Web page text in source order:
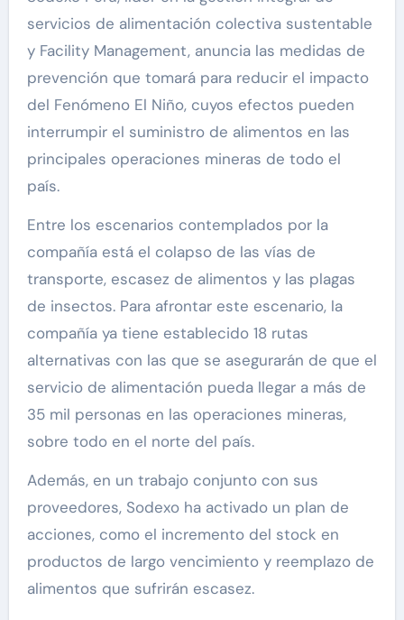
servicios de alimentación colectiva sustentable
y Facility Management, anuncia las medidas de
prevención que tomará para reducir el impacto
del Fenómeno El Niño, cuyos efectos pueden
interrumpir el suministro de alimentos en las
principales operaciones mineras de todo el
país.
Entre los escenarios contemplados por la
compañía está el colapso de las vías de
transporte, escasez de alimentos y las plagas
de insectos. Para afrontar este escenario, la
compañía ya tiene establecido 18 rutas
alternativas con las que se asegurarán de que el
servicio de alimentación pueda llegar a más de
35 mil personas en las operaciones mineras,
sobre todo en el norte del país.
Además, en un trabajo conjunto con sus
proveedores, Sodexo ha activado un plan de
acciones, como el incremento del stock en
productos de largo vencimiento y reemplazo de
alimentos que sufrirán escasez.